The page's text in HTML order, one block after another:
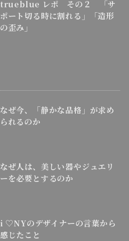
trueblue レポ その２ 「サ
ポート切る時に割れる」「造形
の歪み」
なぜ今、「静かな品格」が求め
られるのか
なぜ人は、美しい器やジュエリ
ーを必要とするのか
i ♡NYのデザイナーの言葉から
感じたこと